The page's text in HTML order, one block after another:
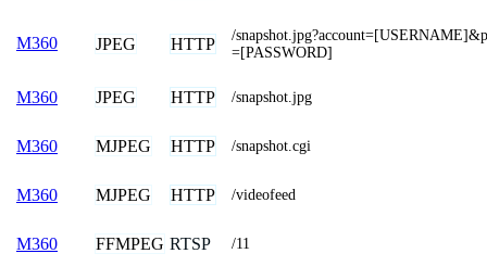
M360 JPEG HTTP
/
=[PASSWORD]
M360 JPEG HTTP /snapshot.jpg
M360 MJPEG HTTP /snapshot.cgi
M360 MJPEG HTTP /videofeed
M360 FFMPEG RTSP /11